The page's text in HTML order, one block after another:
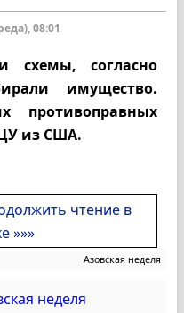
08:01
схемы, согласно
имущество.
противоправных
из США.
чтение в
»»»
Азовская неделя
неделя